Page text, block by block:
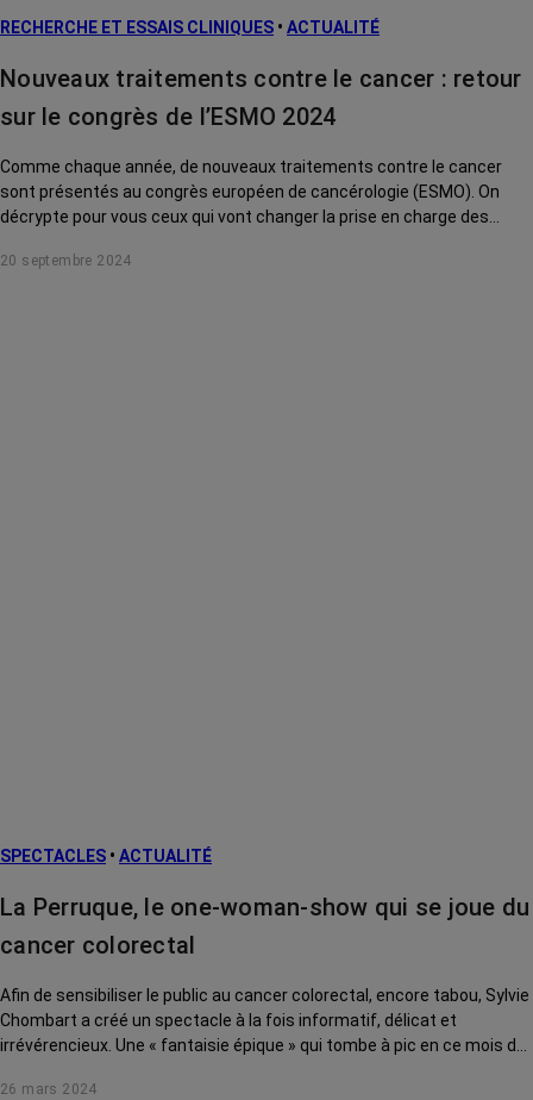
RECHERCHE ET ESSAIS CLINIQUES • ACTUALITÉ
Nouveaux traitements contre le cancer : retour
sur le congrès de l’ESMO 2024
Comme chaque année, de nouveaux traitements contre le cancer
sont présentés au congrès européen de cancérologie (ESMO). On
décrypte pour vous ceux qui vont changer la prise en charge des
20 septembre 2024
SPECTACLES • ACTUALITÉ
La Perruque, le one-woman-show qui se joue du
cancer colorectal
Afin de sensibiliser le public au cancer colorectal, encore tabou, Sylvie
Chombart a créé un spectacle à la fois informatif, délicat et
irrévérencieux. Une « fantaisie épique » qui tombe à pic en ce mois de
26 mars 2024